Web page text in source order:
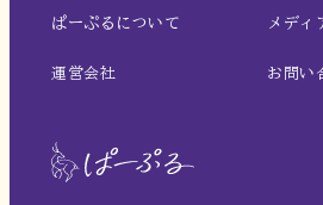
ぱーぷるについて
運営会社
メディ
お問い